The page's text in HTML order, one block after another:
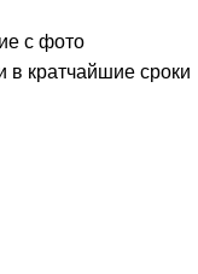
с фото
в кратчайшие сроки